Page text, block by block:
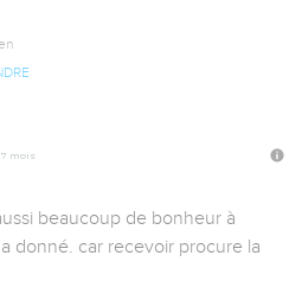
7 mois
beaucoup de bonheur à
donné. car recevoir procure la